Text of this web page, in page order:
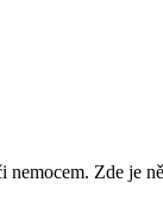
Zde je